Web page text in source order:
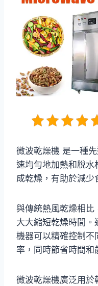
微波乾燥機 是一種
速均勻地加熱和脫水
成乾燥，有助於減少
與傳統熱風乾燥相比
大大縮短乾燥時間。
機器可以精確控制不
率，同時節省時間和
微波乾燥機廣泛用於